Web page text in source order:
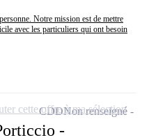
Notre mission est de mettre
avec les particuliers qui ont besoin
-
CDDNon renseigné
cette offre à ma sélection